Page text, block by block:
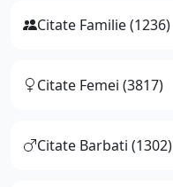
Citate Familie (1236)
Citate Femei (3817)
Citate Barbati (1302)